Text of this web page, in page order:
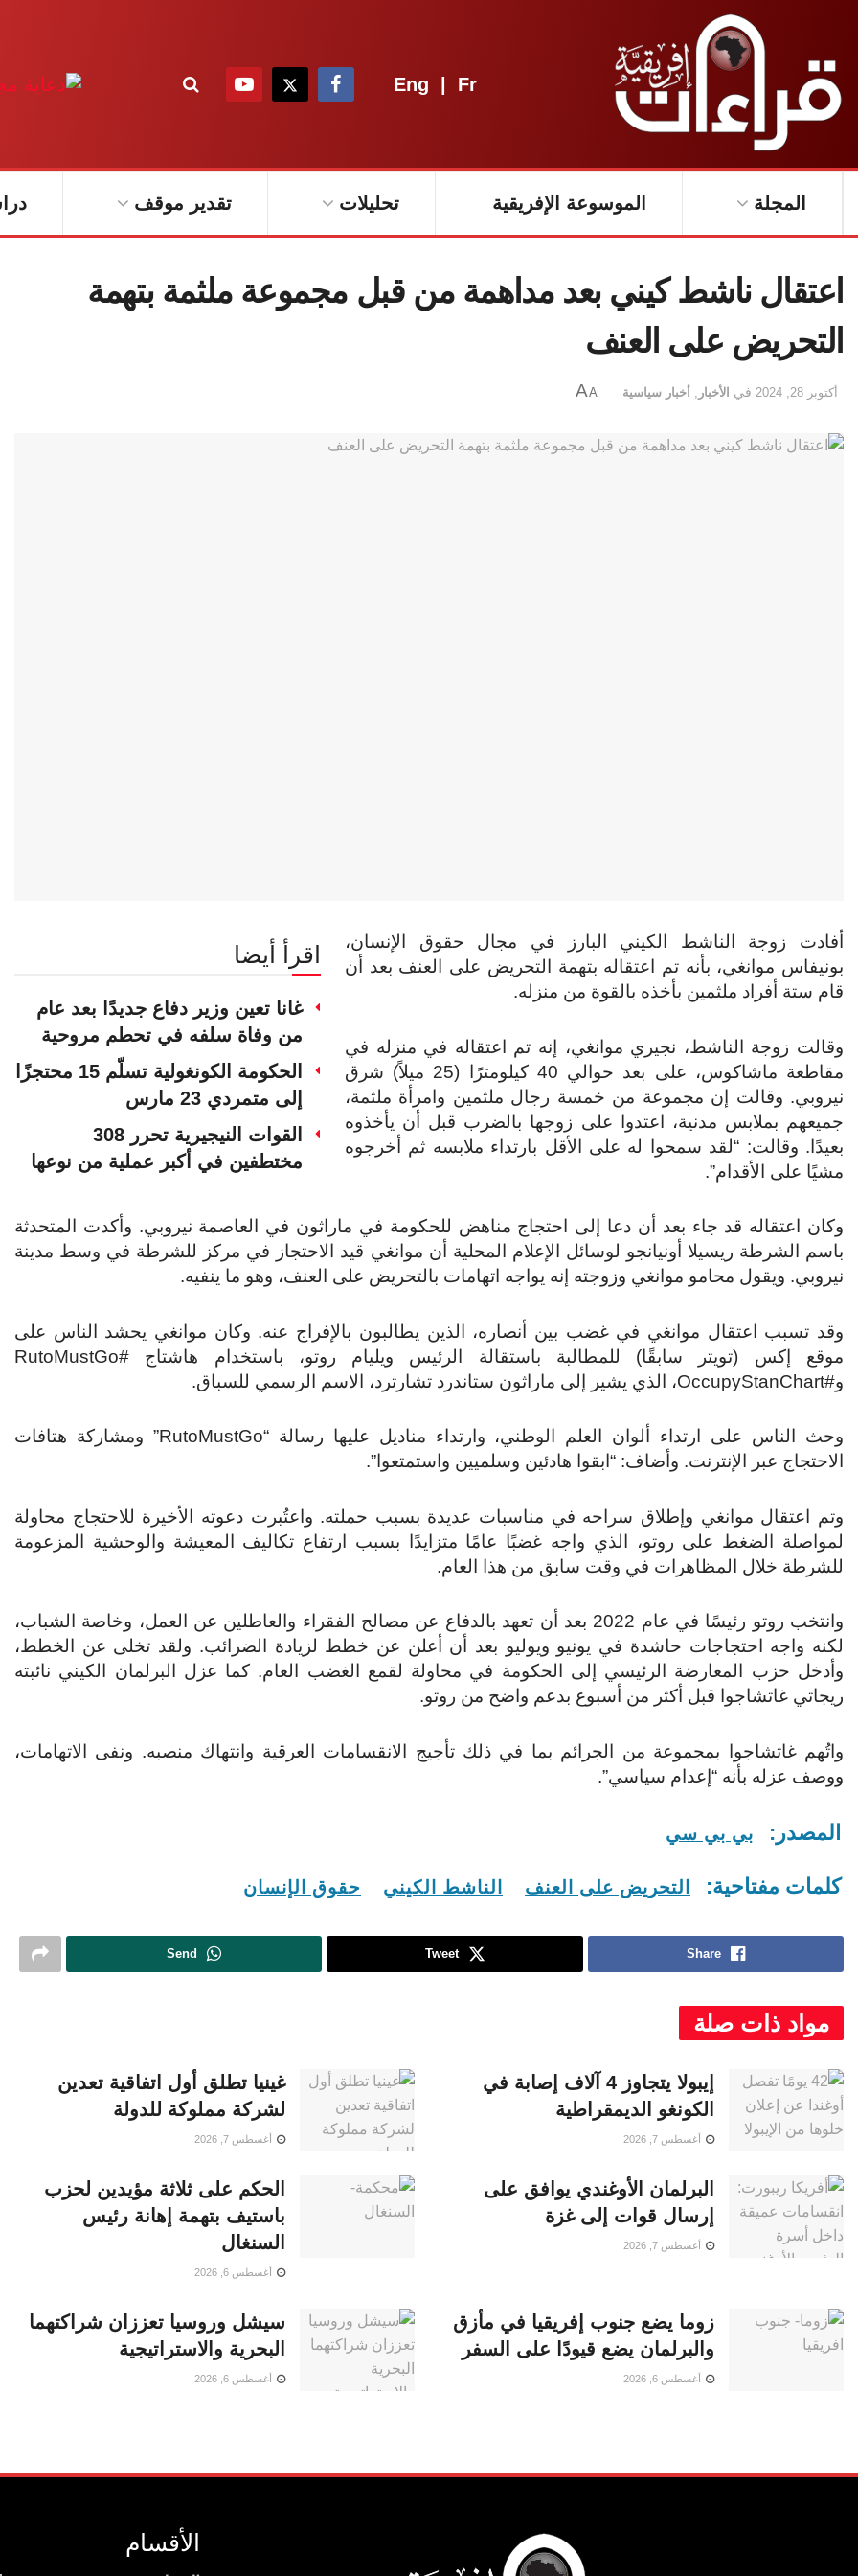
Eng | Fr
المجلة الموسوعة الإفريقية تحليلات تقدير موقف
اعتقال ناشط كيني بعد مداهمة من قبل مجموعة ملثمة بتهمة
التحريض على العنف
أكتوبر 28, 2024 في الأخبار أخبار سياسية A
A
اقرأ أيضا
غانا تعين وزير دفاع جديدًا بعد عام
من وفاة سلفه في تحطم مروحية
الحكومة الكونغولية تسلّم 15 محتجزًا
إلى متمردي 23 مارس
القوات النيجيرية تحرر 308
مختطفين في أكبر عملية من نوعها
أفادت زوجة الناشط الكيني البارز في مجال حقوق الإنسان،
بونيفاس موانغي، بأنه تم اعتقاله بتهمة التحريض على العنف بعد أن
قام ستة أفراد ملثمين بأخذه بالقوة من منزله.
وقالت زوجة الناشط، نجيري موانغي، إنه تم اعتقاله في منزله في
مقاطعة ماشاكوس، على بعد حوالي 40 كيلومترًا (25 ميلاً) شرق
نيروبي. وقالت إن مجموعة من خمسة رجال ملثمين وامرأة ملثمة،
جميعهم بملابس مدنية، اعتدوا على زوجها بالضرب قبل أن يأخذوه
بعيدًا. وقالت: “لقد سمحوا له على الأقل بارتداء ملابسه ثم أخرجوه
مشيًا على الأقدام”.
وكان اعتقاله قد جاء بعد أن دعا إلى احتجاج مناهض للحكومة في ماراثون في العاصمة نيروبي. وأكدت المتحدثة
باسم الشرطة ريسيلا أونيانجو لوسائل الإعلام المحلية أن موانغي قيد الاحتجاز في مركز للشرطة في وسط مدينة
نيروبي. ويقول محامو موانغي وزوجته إنه يواجه اتهامات بالتحريض على العنف، وهو ما ينفيه.
وقد تسبب اعتقال موانغي في غضب بين أنصاره، الذين يطالبون بالإفراج عنه. وكان موانغي يحشد الناس على
موقع إكس (تويتر سابقًا) للمطالبة باستقالة الرئيس ويليام روتو، باستخدام هاشتاج #RutoMustGo
و#OccupyStanChart، الذي يشير إلى ماراثون ستاندرد تشارترد، الاسم الرسمي للسباق.
وحث الناس على ارتداء ألوان العلم الوطني، وارتداء مناديل عليها رسالة “RutoMustGo” ومشاركة هتافات
الاحتجاج عبر الإنترنت. وأضاف: “ابقوا هادئين وسلميين واستمتعوا”.
وتم اعتقال موانغي وإطلاق سراحه في مناسبات عديدة بسبب حملته. واعتُبرت دعوته الأخيرة للاحتجاج محاولة
لمواصلة الضغط على روتو، الذي واجه غضبًا عامًا متزايدًا بسبب ارتفاع تكاليف المعيشة والوحشية المزعومة
للشرطة خلال المظاهرات في وقت سابق من هذا العام.
وانتخب روتو رئيسًا في عام 2022 بعد أن تعهد بالدفاع عن مصالح الفقراء والعاطلين عن العمل، وخاصة الشباب،
لكنه واجه احتجاجات حاشدة في يونيو ويوليو بعد أن أعلن عن خطط لزيادة الضرائب. ولقد تخلى عن الخطط،
وأدخل حزب المعارضة الرئيسي إلى الحكومة في محاولة لقمع الغضب العام. كما عزل البرلمان الكيني نائبته
ريجاتي غاتشاجوا قبل أكثر من أسبوع بدعم واضح من روتو.
واتُهم غاتشاجوا بمجموعة من الجرائم بما في ذلك تأجيج الانقسامات العرقية وانتهاك منصبه. ونفى الاتهامات،
ووصف عزله بأنه “إعدام سياسي”.
المصدر: بي بي سي
كلمات مفتاحية: التحريض على العنف الناشط الكيني حقوق الإنسان
Share
Tweet
Send
مواد ذات صلة
إيبولا يتجاوز 4 آلاف إصابة في
الكونغو الديمقراطية
أغسطس 7, 2026
غينيا تطلق أول اتفاقية تعدين
لشركة مملوكة للدولة
أغسطس 7, 2026
البرلمان الأوغندي يوافق على
إرسال قوات إلى غزة
أغسطس 7, 2026
الحكم على ثلاثة مؤيدين لحزب
باستيف بتهمة إهانة رئيس
السنغال
أغسطس 6, 2026
زوما يضع جنوب إفريقيا في مأزق
والبرلمان يضع قيودًا على السفر
أغسطس 6, 2026
سيشل وروسيا تعززان شراكتهما
البحرية والاستراتيجية
أغسطس 6, 2026
الأقسام